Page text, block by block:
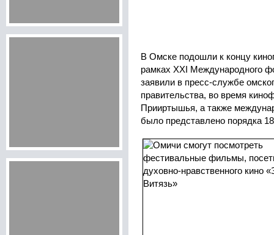
В Омске подошли к концу
рамках ХХI Международного
заявили в пресс-службе
правительства, во время
Прииртышья, а также
было представлено порядка